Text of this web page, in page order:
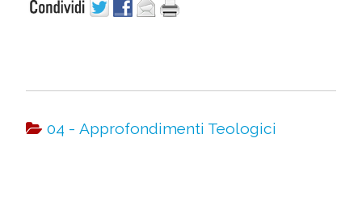
04 - Approfondimenti Teologici